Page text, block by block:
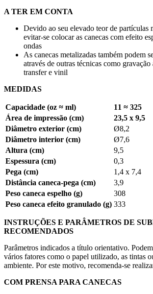
A TER EM CONTA
Devido ao seu elevado teor de partículas
evitar-se colocar as canecas com efeito
ondas
As canecas metalizadas também podem
através de outras técnicas como gravação
transfere vinil
MEDIDAS
Capacidade (oz ≈ ml)
11 ≈ 325
Área de impressão (cm)
23,5 x 9,5
Diâmetro exterior (cm)
Ø8,2
Diâmetro interior (cm)
Ø7,6
Altura (cm)
9,5
Espessura (cm)
0,3
Pega (cm)
1,4 x 7,4
Distância caneca-pega (cm)
3,9
Peso caneca espelho (g)
308
Peso caneca efeito granulado (g) 333
INSTRUÇÕES E PARÂMETROS DE
RECOMENDADOS
Parâmetros indicados a título orientativo.
vários fatores como o papel utilizado, as tintas
ambiente. Por este motivo, recomenda-se
COM PRENSA PARA CANECAS